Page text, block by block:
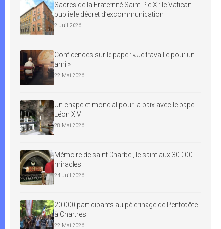
Sacres de la Fraternité Saint-Pie X : le Vatican
publie le décret d’excommunication
2 Juil 2026
Confidences sur le pape : « Je travaille pour un
ami »
22 Mai 2026
Un chapelet mondial pour la paix avec le pape
Léon XIV
28 Mai 2026
Mémoire de saint Charbel, le saint aux 30 000
miracles
24 Juil 2026
20 000 participants au pèlerinage de Pentecôte
à Chartres
22 Mai 2026